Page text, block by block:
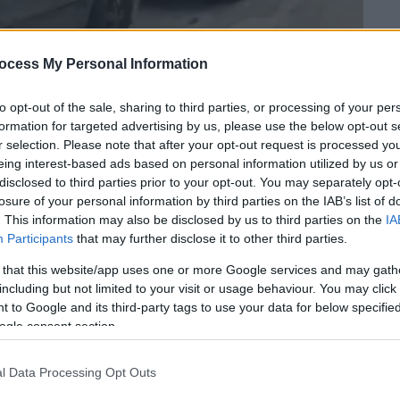
My Personal Information
opt-out of the sale, sharing to third parties, or processing of your
for targeted advertising by us, please use the below opt-out
selection. Please note that after your opt-out request is processed
interest-based ads based on personal information utilized by us
to third parties prior to your opt-out. You may separately
of your personal information by third parties on the IAB’s list of
This information may also be disclosed by us to third parties on the
Participants that may further disclose it to other third parties.
that this website/app uses one or more Google services and may
but not limited to your visit or usage behaviour. You may
to Google and its third-party tags to use your data for below
consent section.
Data Processing Opt Outs
Πλατεία Αμερικής/OPENTV
το ΕΘΝΟΣ στη Google
βράδυ της Τετάρτης (16/10) στηνπλατεία
τον έλεγχο καιπροσέκρουσε σε